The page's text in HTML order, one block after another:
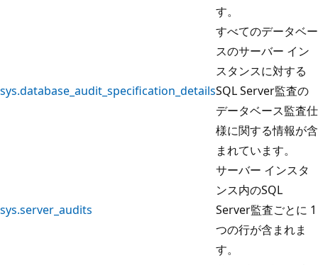
す。
sys.database_audit_specification_details
すべてのデータベー
スのサーバー イン
スタンスに対する
SQL Server監査の
データベース監査仕
様に関する情報が含
まれています。
sys.server_audits
サーバー インスタ
ンス内のSQL
Server監査ごとに 1
つの行が含まれま
す。